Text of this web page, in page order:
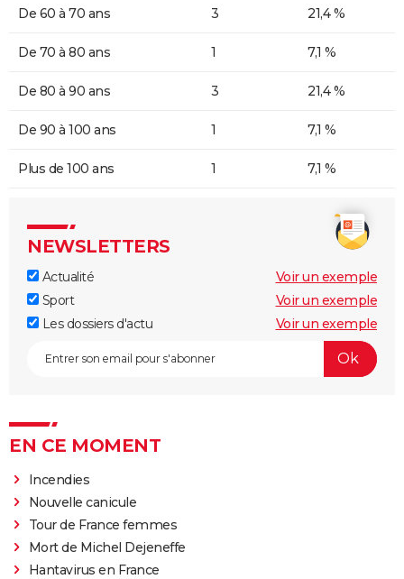
De 60 à 70 ans 3 21,4 %
De 70 à 80 ans 1 7,1 %
De 80 à 90 ans 3 21,4 %
De 90 à 100 ans 1 7,1 %
Plus de 100 ans 1 7,1 %
NEWSLETTERS
Actualité
Voir un exemple
Sport
Voir un exemple
Les dossiers d'actu
Voir un exemple
EN CE MOMENT
Incendies
Nouvelle canicule
Tour de France femmes
Mort de Michel Dejeneffe
Hantavirus en France